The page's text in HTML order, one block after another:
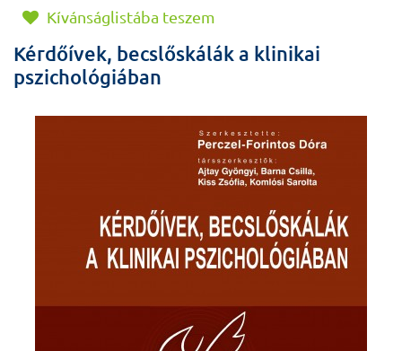
Kívánságlistába teszem
Kérdőívek, becslőskálák a klinikai
pszichológiában